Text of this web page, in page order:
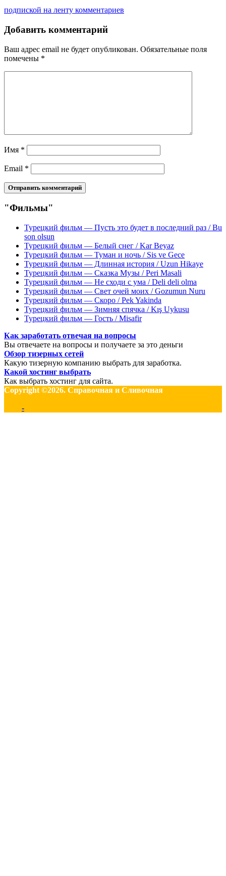
подпиской на ленту комментариев
Добавить комментарий
Ваш адрес email не будет опубликован. Обязательные поля
помечены *
Имя *
Email *
"Фильмы"
Турецкий фильм — Пусть это будет в последний раз / Bu
son olsun
Турецкий фильм — Белый снег / Kar Beyaz
Турецкий фильм — Туман и ночь / Sis ve Gece
Турецкий фильм — Длинная история / Uzun Hikaye
Турецкий фильм — Сказка Музы / Peri Masali
Турецкий фильм — Не сходи с ума / Deli deli olma
Турецкий фильм — Свет очей моих / Gozumun Nuru
Турецкий фильм — Скоро / Pek Yakinda
Турецкий фильм — Зимняя спячка / Kış Uykusu
Турецкий фильм — Гость / Misafir
Как заработать отвечая на вопросы
Вы отвечаете на вопросы и получаете за это деньги
Обзор тизерных сетей
Какую тизерную компанию выбрать для заработка.
Какой хостинг выбрать
Как выбрать хостинг для сайта.
Copyright ©2026. Справочная и Сливочная
-